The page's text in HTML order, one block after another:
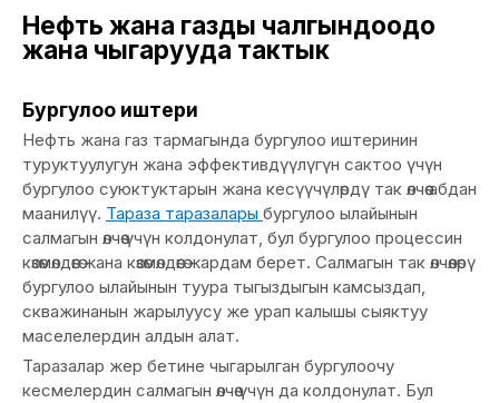
Нефть жана газды чалгындоодо
жана чыгарууда тактык
Бургулоо иштери
Нефть жана газ тармагында бургулоо иштеринин
туруктуулугун жана эффективдүүлүгүн сактоо үчүн
бургулоо суюктуктарын жана кесүүчүлөрдү так өлчөө абдан
маанилүү. Тараза таразалары бургулоо ылайынын
салмагын өлчөө үчүн колдонулат, бул бургулоо процессин
көзөмөлдөөгө жана көзөмөлдөөгө жардам берет. Салмагын так өлчөөлөрү
бургулоо ылайынын туура тыгыздыгын камсыздап,
скважинанын жарылуусу же урап калышы сыяктуу
маселелердин алдын алат.
Таразалар жер бетине чыгарылган бургулоочу
кесмелердин салмагын өлчөө үчүн да колдонулат. Бул